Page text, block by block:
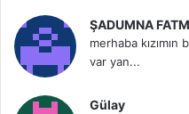
ŞADUMNA
merhaba
var yan...
Gülay